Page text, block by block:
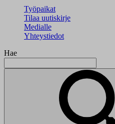
Työpaikat
Tilaa uutiskirje
Medialle
Yhteystiedot
Hae